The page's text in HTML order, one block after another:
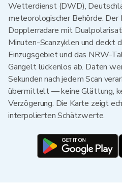
Wetterdienst (DWD),
meteorologischer Behörde.
Dopplerradare mit
Minuten-Scanzyklen und deckt
Einzugsgebiet und das NRW-
Gangelt lückenlos ab. Daten
Sekunden nach jedem Scan
übermittelt — keine Glättung,
Verzögerung. Die Karte zeigt
interpolierten Schätzwerte.